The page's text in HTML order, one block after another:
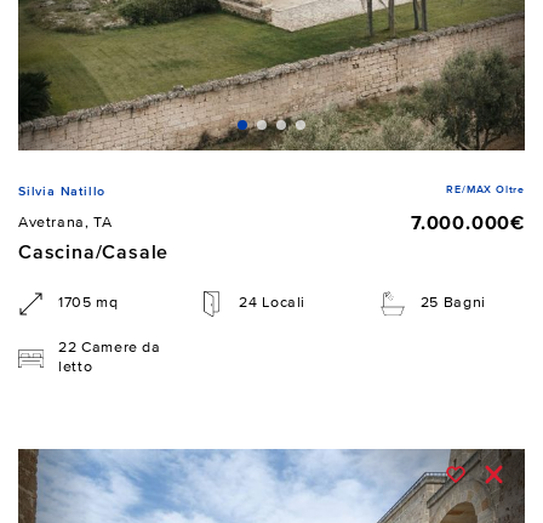
Silvia Natillo RE/MAX Oltre
Avetrana, TA
7.000.000€
Cascina/Casale
1705 mq 24 Locali 25 Bagni
22 Camere da
letto